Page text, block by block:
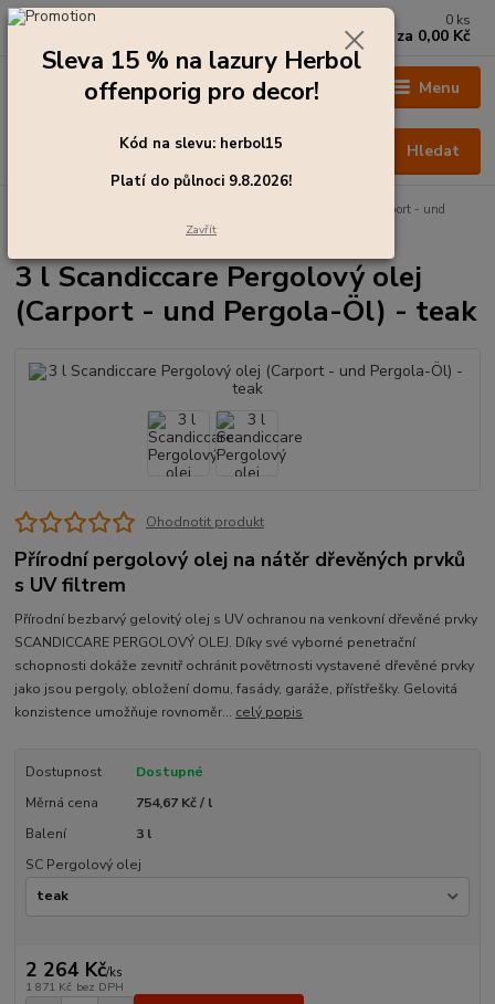
Menu
Hledat
+420 273 136 255
0 ks
za 0,00 Kč
3 l Scandiccare Pergolový olej (Carport - und
3 l Scandiccare Pergolový olej
(Carport - und Pergola-Öl) - teak
Ohodnotit produkt
Přírodní pergolový olej na nátěr dřevěných prvků
s UV filtrem
Přírodní bezbarvý gelovitý olej s UV ochranou na venkovní dřevěné prvky
SCANDICCARE PERGOLOVÝ OLEJ. Díky své vyborné penetrační
schopnosti dokáže zevnitř ochránit povětrnosti vystavené dřevěné prvky
jako jsou pergoly, obložení domu, fasády, garáže, přístřešky. Gelovitá
konzistence umožňuje rovnoměr... celý popis
Dostupnost
Dostupné
Měrná cena
754,67 Kč / l
Balení
3 l
SC Pergolový olej
2 264 Kč/ks
1 871 Kč bez DPH
Sleva 15 % na lazury Herbol
offenporig pro decor!
Kód na slevu: herbol15
Platí do půlnoci 9.8.2026!
Zavřít